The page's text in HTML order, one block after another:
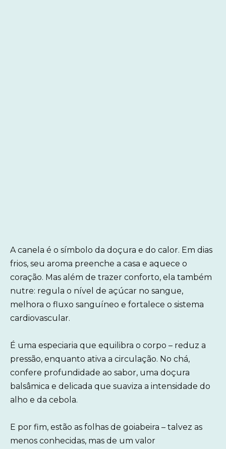
A canela é o símbolo da doçura e do calor. Em dias
frios, seu aroma preenche a casa e aquece o
coração. Mas além de trazer conforto, ela também
nutre: regula o nível de açúcar no sangue,
melhora o fluxo sanguíneo e fortalece o sistema
cardiovascular.
É uma especiaria que equilibra o corpo – reduz a
pressão, enquanto ativa a circulação. No chá,
confere profundidade ao sabor, uma doçura
balsâmica e delicada que suaviza a intensidade do
alho e da cebola.
E por fim, estão as folhas de goiabeira – talvez as
menos conhecidas, mas de um valor